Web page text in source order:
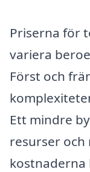
Priserna för
variera
Först och
Ett mindre
resurser
kostnaderna